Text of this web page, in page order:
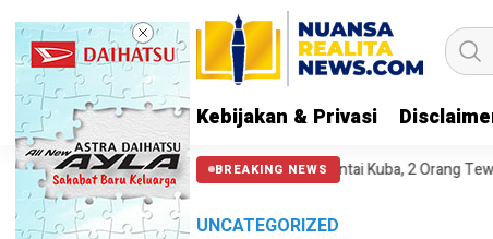
Kebijakan & Privasi
BREAKING NEWS
23 Migran Tenggelam di Pantai Kuba, 2 Orang Tewas PA 212
UNCATEGORIZED